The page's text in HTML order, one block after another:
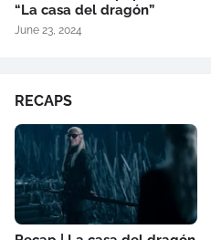
“La casa del dragón”
June 23, 2024
RECAPS